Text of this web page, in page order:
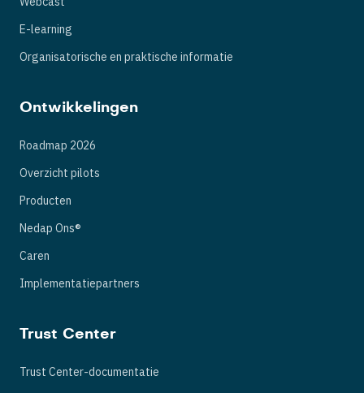
E-learning
Organisatorische en praktische informatie
Ontwikkelingen
Roadmap 2026
Overzicht pilots
Producten
Nedap Ons®
Caren
Implementatiepartners
Trust Center
Trust Center-documentatie